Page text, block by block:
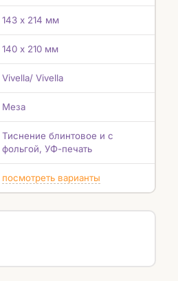
143 х 214 мм
140 х 210 мм
Vivella/ Vivella
Меза
Тиснение блинтовое и с
фольгой, УФ-печать
посмотреть варианты